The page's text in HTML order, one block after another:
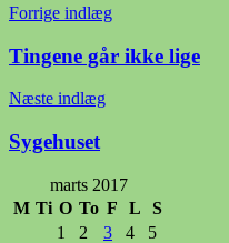
Indlægsnavigation
Forrige indlæg
Tingene går ikke lige
Næste indlæg
Sygehuset
marts 2017
M Ti O To F L
S
1
2 3 4 5